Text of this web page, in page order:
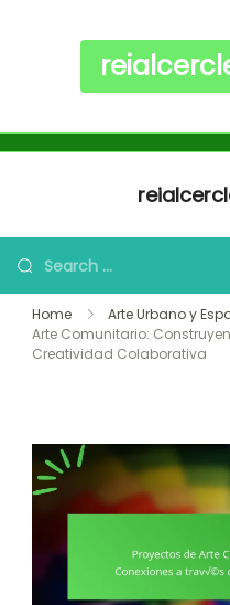
Search for:
Home Arte Urbano y
Arte Comunitario:
Creatividad Colaborativa